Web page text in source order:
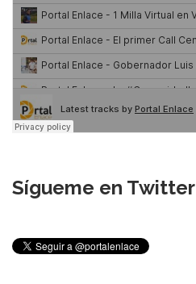
Sígueme en Twitter